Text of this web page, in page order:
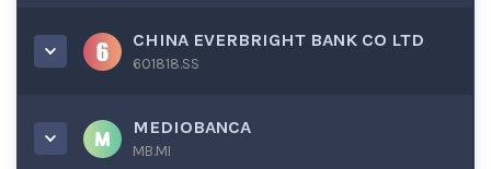
CHINA EVERBRIGHT BANK CO LTD
601818.SS
MEDIOBANCA
MB.MI